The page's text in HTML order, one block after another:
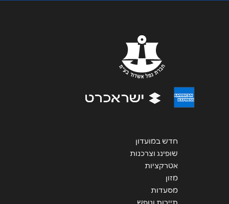
חדש במועדון
שופינג וצרכנות
אטרקציות
מזון
מסעדות